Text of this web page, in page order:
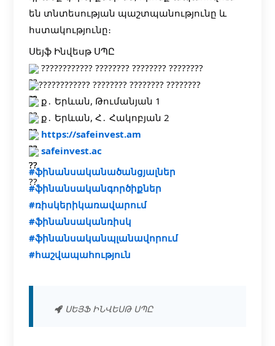
են տնտեսության պաշտպանությունը և
հստակությունը։
Սեյֆ Ինվեսթ ՍՊԸ
???????????? ???????? ???????? ????????
???????????? ???????? ???????? ????????
ք․ Երևան, Թումանյան 1
ք․ Երևան, Հ․ Հակոբյան 2
https://safeinvest.am
safeinvest.ac
#ֆինանսականածանցյալներ
#ֆինանսականգործիքներ
#ռիսկերիկառավարում
#ֆինանսականռիսկ
#ֆինանսականպլանավորում
#հաշվապահություն
ՍԵՅՖ ԻՆՎԵՍԹ ՍՊԸ